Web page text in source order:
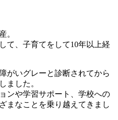
。
て、子育てをして10年以上経
がいグレーと診断されてから
ました。
ンや学習サポート、学校への
まなことを乗り越えてきまし